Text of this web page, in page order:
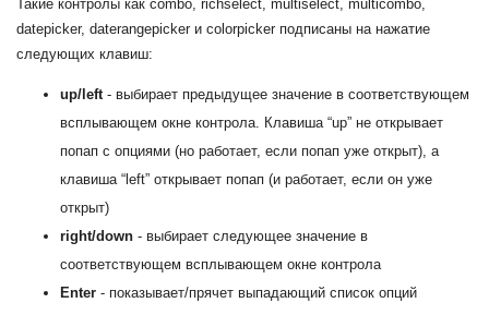
Такие контролы как combo, richselect, multiselect, multicombo,
datepicker, daterangepicker и colorpicker подписаны на нажатие
следующих клавиш:
up/left- выбирает предыдущее значение в соответствующем
всплывающем окне контрола. Клавиша “up” не открывает
попап с опциями (но работает, если попап уже открыт), а
клавиша “left” открывает попап (и работает, если он уже
открыт)
right/down - выбирает следующее значение в
соответствующем всплывающем окне контрола
Enter - показывает/прячет выпадающий список опций